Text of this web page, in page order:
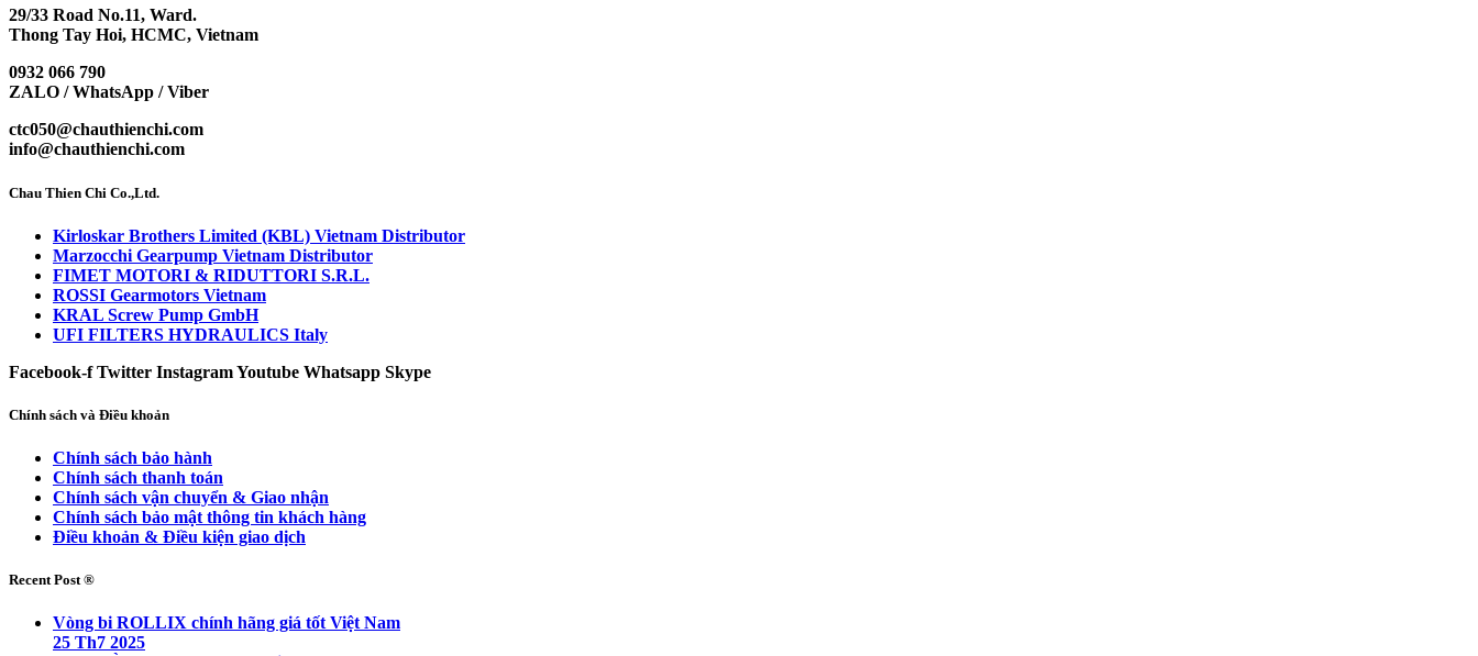
29/33 Road No.11, Ward.
Thong Tay Hoi, HCMC, Vietnam
0932 066 790
ZALO / WhatsApp / Viber
ctc050@chauthienchi.com
info@chauthienchi.com
Chau Thien Chi Co.,Ltd.
Kirloskar Brothers Limited (KBL) Vietnam Distributor
Marzocchi Gearpump Vietnam Distributor
FIMET MOTORI & RIDUTTORI S.R.L.
ROSSI Gearmotors Vietnam
KRAL Screw Pump GmbH
UFI FILTERS HYDRAULICS Italy
Facebook-f Twitter InstagramYoutube Whatsapp Skype
Chính sách và Điều khoản
Chính sách bảo hành
Chính sách thanh toán
Chính sách vận chuyển & Giao nhận
Chính sách bảo mật thông tin khách hàng
Điều khoản & Điều kiện giao dịch
Recent Post ®
Vòng bi ROLLIX chính hãng giá tốt Việt Nam
25 Th7 2025